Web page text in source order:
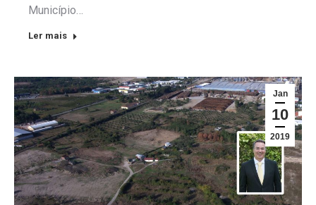
Município…
Ler mais
Jan
10
2019